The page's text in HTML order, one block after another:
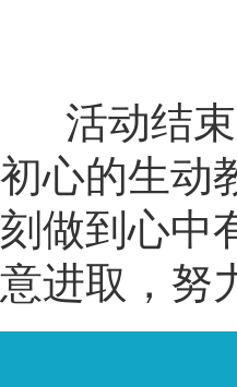
活动结束
初心的生动
刻做到心中
意进取，努